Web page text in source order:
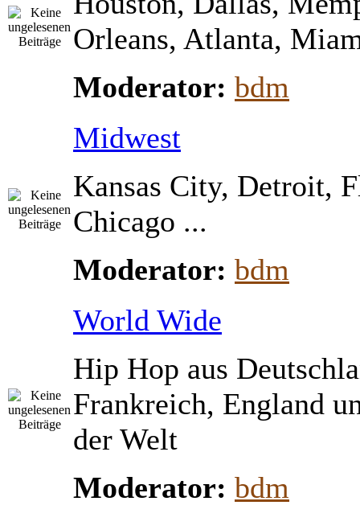
Orleans, Atlanta,
Moderator: bdm
Midwest
Kansas City, Detroit,
Chicago ...
Moderator: bdm
World Wide
Hip Hop aus
Frankreich, England
der Welt
Moderator: bdm